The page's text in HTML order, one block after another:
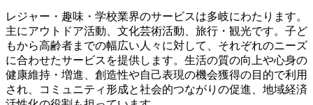
レジャー・趣味・学校業界のサービスは多岐にわたります。
主にアウトドア活動、文化芸術活動、旅行・観光です。子ど
もから高齢者までの幅広い人々に対して、それぞれのニーズ
に合わせたサービスを提供します。生活の質の向上や心身の
健康維持・増進、創造性や自己表現の機会獲得の目的で利用
され、コミュニティ形成と社会的つながりの促進、地域経済